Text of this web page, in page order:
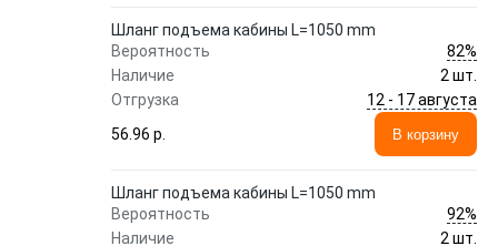
Шланг подъема кабины L=1050 mm
Вероятность
82%
Наличие
2 шт.
Отгрузка
12 - 17 августа
56.96 p.
В корзину
Шланг подъема кабины L=1050 mm
Вероятность
92%
Наличие
2 шт.